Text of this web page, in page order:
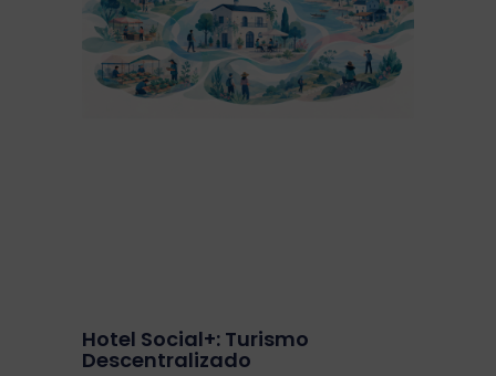
Hotel Social+: Turismo
Descentralizado